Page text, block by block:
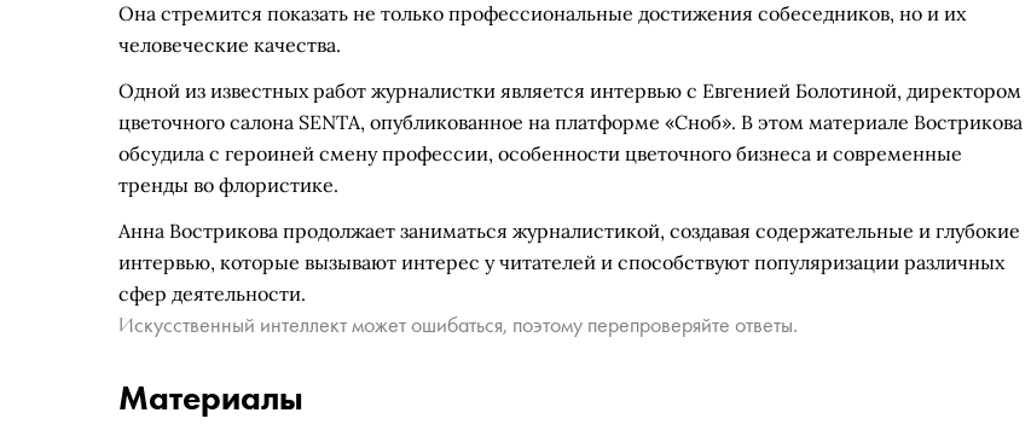
Она стремится показать не только профессиональные достижения собеседников, но и их
человеческие качества.
Одной из известных работ журналистки является интервью с Евгенией Болотиной, директором
цветочного салона SENTA, опубликованное на платформе «Сноб». В этом материале Вострикова
обсудила с героиней смену профессии, особенности цветочного бизнеса и современные
тренды во флористике.
Анна Вострикова продолжает заниматься журналистикой, создавая содержательные и глубокие
интервью, которые вызывают интерес у читателей и способствуют популяризации различных
сфер деятельности.
Искусственный интеллект может ошибаться, поэтому перепроверяйте ответы.
Материалы